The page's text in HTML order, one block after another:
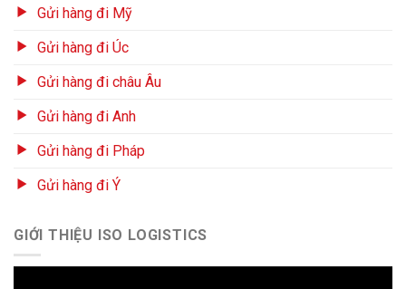
Gửi hàng đi Mỹ
Gửi hàng đi Úc
Gửi hàng đi châu Âu
Gửi hàng đi Anh
Gửi hàng đi Pháp
Gửi hàng đi Ý
GIỚI THIỆU ISO LOGISTICS